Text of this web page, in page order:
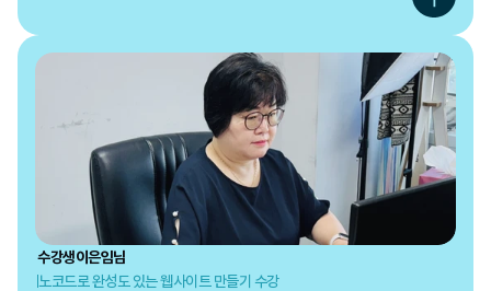
수강생이은임님
노코드로 완성도 있는 웹사이트 만들기 수강